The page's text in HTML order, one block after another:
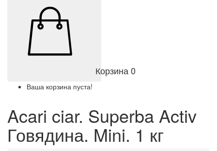
Корзина0
Ваша корзина пуста!
Acari ciar. Superba Activ
Говядина. Mini. 1 кг